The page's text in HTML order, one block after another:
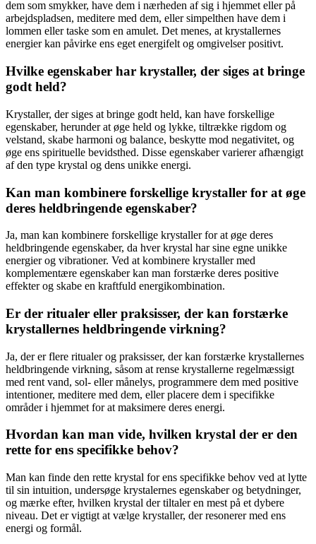
dem som smykker, have dem i nærheden af sig i hjemmet eller på
arbejdspladsen, meditere med dem, eller simpelthen have dem i
lommen eller taske som en amulet. Det menes, at krystallernes
energier kan påvirke ens eget energifelt og omgivelser positivt.
Hvilke egenskaber har krystaller, der siges at bringe
godt held?
Krystaller, der siges at bringe godt held, kan have forskellige
egenskaber, herunder at øge held og lykke, tiltrække rigdom og
velstand, skabe harmoni og balance, beskytte mod negativitet, og
øge ens spirituelle bevidsthed. Disse egenskaber varierer afhængigt
af den type krystal og dens unikke energi.
Kan man kombinere forskellige krystaller for at øge
deres heldbringende egenskaber?
Ja, man kan kombinere forskellige krystaller for at øge deres
heldbringende egenskaber, da hver krystal har sine egne unikke
energier og vibrationer. Ved at kombinere krystaller med
komplementære egenskaber kan man forstærke deres positive
effekter og skabe en kraftfuld energikombination.
Er der ritualer eller praksisser, der kan forstærke
krystallernes heldbringende virkning?
Ja, der er flere ritualer og praksisser, der kan forstærke krystallernes
heldbringende virkning, såsom at rense krystallerne regelmæssigt
med rent vand, sol- eller månelys, programmere dem med positive
intentioner, meditere med dem, eller placere dem i specifikke
områder i hjemmet for at maksimere deres energi.
Hvordan kan man vide, hvilken krystal der er den
rette for ens specifikke behov?
Man kan finde den rette krystal for ens specifikke behov ved at lytte
til sin intuition, undersøge krystalernes egenskaber og betydninger,
og mærke efter, hvilken krystal der tiltaler en mest på et dybere
niveau. Det er vigtigt at vælge krystaller, der resonerer med ens
energi og formål.